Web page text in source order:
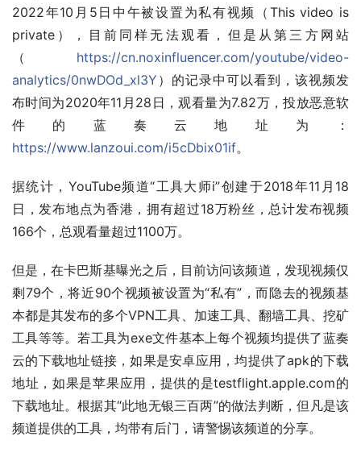
2022年10月5日中午被设置为私有视频（This video is
private），目前同样无法观看，但是从第三方网站
（ https://cn.noxinfluencer.com/youtube/video-
analytics/0nwDOd_xl3Y ）的记录中可以看到，该视频发
布时间为2020年11月28日，观看量为7.82万，投放恶意软
件的蓝奏云地址为：
https://www.lanzoui.com/i5cDbix01if。
据统计，YouTube频道“工具大师i”创建于2018年11月18
日，发布地点为香港，拥有超过18万粉丝，总计发布视频
166个，总观看量超过1100万。
但是，在卡巴斯基曝光之后，目前访问该频道，发现视频仅
剩79个，将近90个视频被设置为“私有”，而隐去的视频基
本都是其发布的多个VPN工具、加速工具、翻墙工具、挖矿
工具等等。若工具为exe文件基本上每个视频均提供了蓝奏
云的下载地址链接，如果是安卓应用，均提供了apk的下载
地址，如果是苹果应用，提供的是testflight.apple.com的
下载地址。根据其“此地无银三百两”的做法判断，但凡是该
频道提供的工具，均带有后门，请警惕该频道的分享。